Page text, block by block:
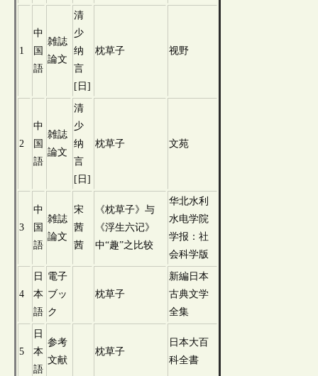
1
中
国
語
雑誌
論文
清
少
纳
言
[日]
枕草子 视野
2
中
国
語
雑誌
論文
清
少
纳
言
[日]
枕草子 文苑
3
中
国
語
雑誌
論文
宋
茜
茜
《枕草子》与
《浮生六记》
中“趣”之比较
华北水利
水电学院
学报：社
会科学版
4
日
本
語
電子
ブッ
ク
枕草子
新編日本
古典文学
全集
5
日
本
語
参考
文献
枕草子
日本大百
科全書